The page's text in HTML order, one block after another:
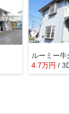
ルーミー
4.7万円 /